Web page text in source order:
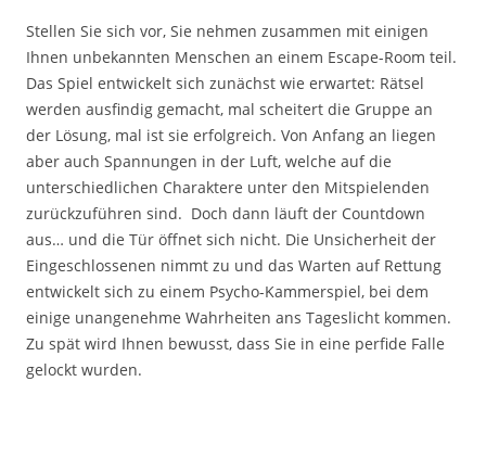
Stellen Sie sich vor, Sie nehmen zusammen mit einigen
Ihnen unbekannten Menschen an einem Escape-Room teil.
Das Spiel entwickelt sich zunächst wie erwartet: Rätsel
werden ausfindig gemacht, mal scheitert die Gruppe an
der Lösung, mal ist sie erfolgreich. Von Anfang an liegen
aber auch Spannungen in der Luft, welche auf die
unterschiedlichen Charaktere unter den Mitspielenden
zurückzuführen sind. Doch dann läuft der Countdown
aus… und die Tür öffnet sich nicht. Die Unsicherheit der
Eingeschlossenen nimmt zu und das Warten auf Rettung
entwickelt sich zu einem Psycho-Kammerspiel, bei dem
einige unangenehme Wahrheiten ans Tageslicht kommen.
Zu spät wird Ihnen bewusst, dass Sie in eine perfide Falle
gelockt wurden.